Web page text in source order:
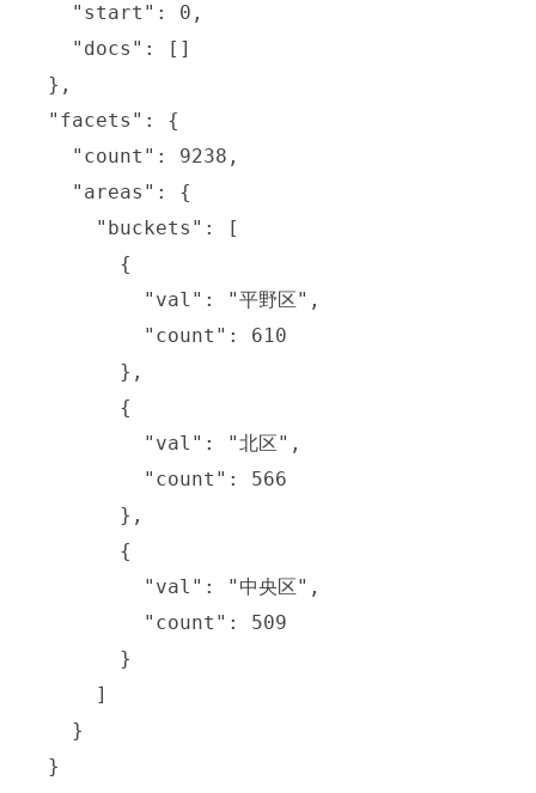
    "start": 0,
    "docs": []
  },
  "facets": {
    "count": 9238,
    "areas": {
      "buckets": [
        {
          "val": "平野区",
          "count": 610
        },
        {
          "val": "北区",
          "count": 566
        },
        {
          "val": "中央区",
          "count": 509
        }
      ]
    }
  }